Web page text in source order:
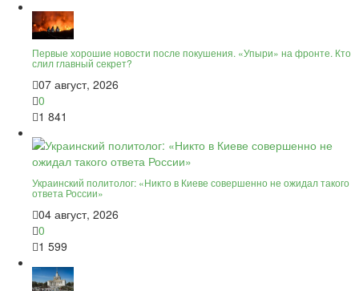
Первые хорошие новости после покушения. «Упыри» на фронте. Кто
слил главный секрет?
07 август, 2026
0
1 841
Украинский политолог: «Никто в Киеве совершенно не ожидал такого
ответа России»
04 август, 2026
0
1 599